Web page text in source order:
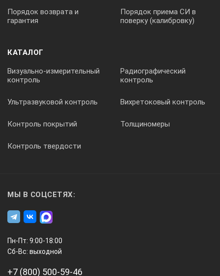
Порядок возврата и
гарантия
Порядок приема СИ в
поверку (калибровку)
КАТАЛОГ
Визуально-измерительный
контроль
Радиографический
контроль
Ультразвуковой контроль Вихретоковый контроль
Контроль покрытий Толщиномеры
Контроль твердости
МЫ В СОЦСЕТЯХ:
Пн-Пт: 9:00-18:00
Сб-Вс: выходной
+7 (800) 500-59-46